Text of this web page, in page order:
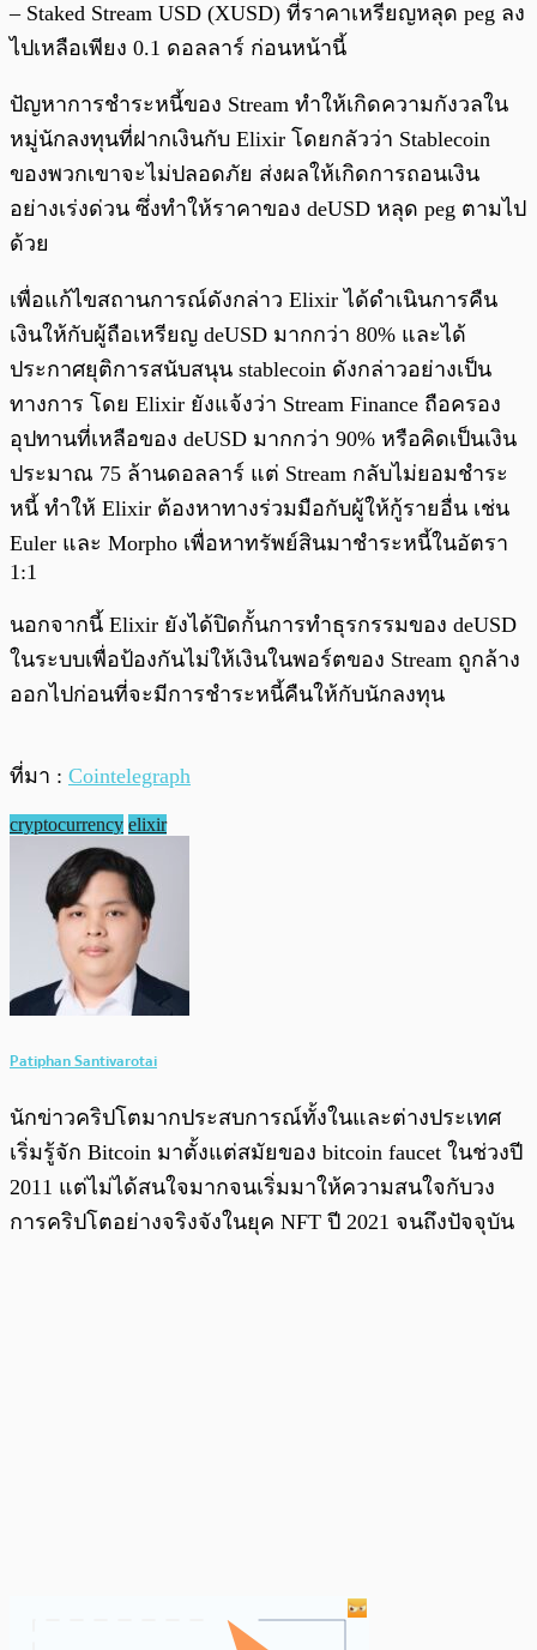
– Staked Stream USD (XUSD) ที่ราคาเหรียญหลุด peg ลง
ไปเหลือเพียง 0.1 ดอลลาร์ ก่อนหน้านี้
ปัญหาการชำระหนี้ของ Stream ทำให้เกิดความกังวลใน
หมู่นักลงทุนที่ฝากเงินกับ Elixir โดยกลัวว่า Stablecoin
ของพวกเขาจะไม่ปลอดภัย ส่งผลให้เกิดการถอนเงิน
อย่างเร่งด่วน ซึ่งทำให้ราคาของ deUSD หลุด peg ตามไป
ด้วย
เพื่อแก้ไขสถานการณ์ดังกล่าว Elixir ได้ดำเนินการคืน
เงินให้กับผู้ถือเหรียญ deUSD มากกว่า 80% และได้
ประกาศยุติการสนับสนุน stablecoin ดังกล่าวอย่างเป็น
ทางการ โดย Elixir ยังแจ้งว่า Stream Finance ถือครอง
อุปทานที่เหลือของ deUSD มากกว่า 90% หรือคิดเป็นเงิน
ประมาณ 75 ล้านดอลลาร์ แต่ Stream กลับไม่ยอมชำระ
หนี้ ทำให้ Elixir ต้องหาทางร่วมมือกับผู้ให้กู้รายอื่น เช่น
Euler และ Morpho เพื่อหาทรัพย์สินมาชำระหนี้ในอัตรา
1:1
นอกจากนี้ Elixir ยังได้ปิดกั้นการทำธุรกรรมของ deUSD
ในระบบเพื่อป้องกันไม่ให้เงินในพอร์ตของ Stream ถูกล้าง
ออกไปก่อนที่จะมีการชำระหนี้คืนให้กับนักลงทุน
ที่มา : Cointelegraph
cryptocurrency elixir
Patiphan Santivarotai
นักข่าวคริปโตมากประสบการณ์ทั้งในและต่างประเทศ
เริ่มรู้จัก Bitcoin มาตั้งแต่สมัยของ bitcoin faucet ในช่วงปี
2011 แต่ไม่ได้สนใจมากจนเริ่มมาให้ความสนใจกับวง
การคริปโตอย่างจริงจังในยุค NFT ปี 2021 จนถึงปัจจุบัน